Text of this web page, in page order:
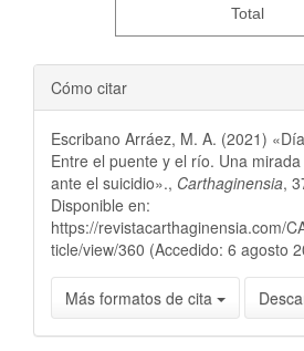
Total
Cómo citar
Escribano Arráez, M. A. (2021)
Entre el puente y el río. Una
ante el suicidio»., Carthaginensia,
Disponible en:
https://revistacarthaginensia.com/
ticle/view/360 (Accedido: 6 agosto
Más formatos de cita